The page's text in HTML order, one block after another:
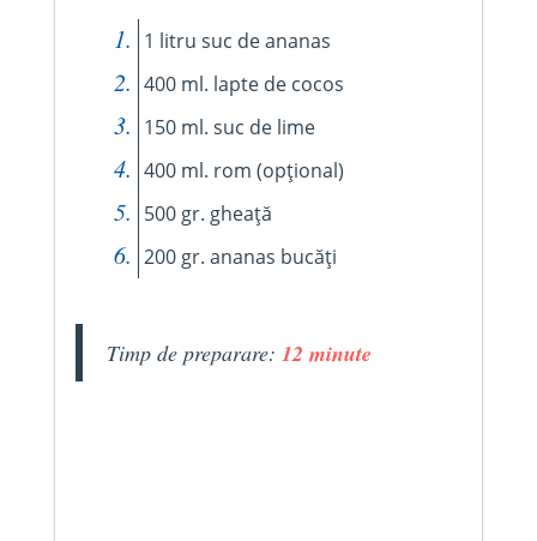
1 litru suc de ananas
400 ml. lapte de cocos
150 ml. suc de lime
400 ml. rom (opțional)
500 gr. gheață
200 gr. ananas bucăți
Timp de preparare: 12 minute